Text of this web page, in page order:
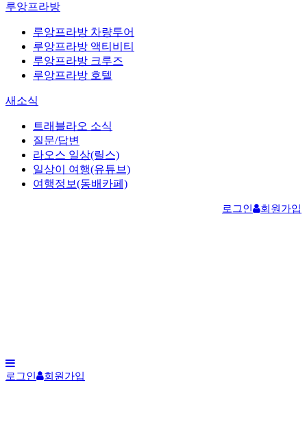
루앙프라방
루앙프라방 차량투어
루앙프라방 액티비티
루앙프라방 크루즈
루앙프라방 호텔
새소식
트래블라오 소식
질문/답변
라오스 일상(릴스)
일상이 여행(유튜브)
여행정보(동배카페)
로그인 회원가입
로그인 회원가입